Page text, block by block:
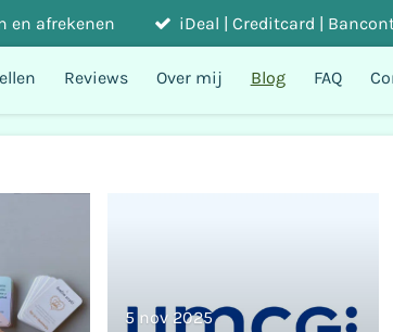
en afrekenen iDeal | Creditcard |
Reviews Over mij Blog FAQ
5 nov 2025